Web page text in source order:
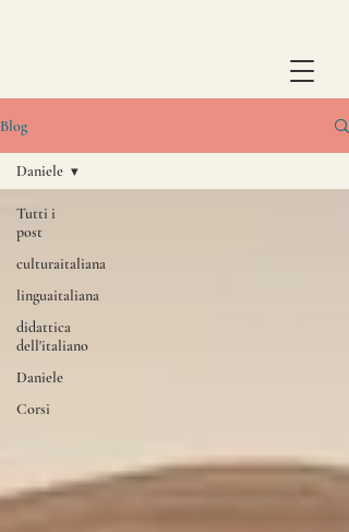
Blog
Tutti i
post
culturaitaliana
linguaitaliana
didattica
dell'italiano
Daniele
Corsi
Daniele